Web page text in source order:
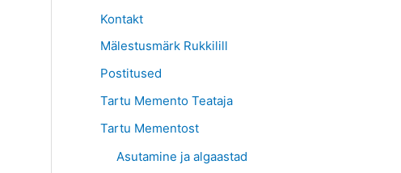
Kontakt
Mälestusmärk Rukkilill
Postitused
Tartu Memento Teataja
Tartu Mementost
Asutamine ja algaastad